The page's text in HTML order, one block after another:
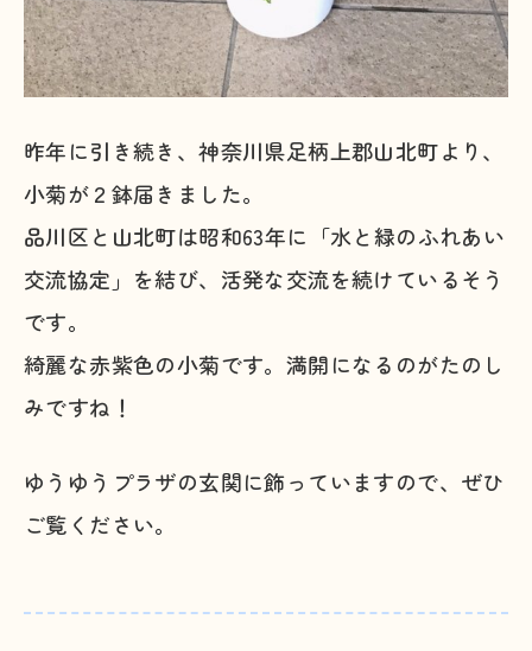
昨年に引き続き、神奈川県足柄上郡山北町より、
小菊が２鉢届きました。
品川区と山北町は昭和63年に「水と緑のふれあい
交流協定」を結び、活発な交流を続けているそう
です。
綺麗な赤紫色の小菊です。満開になるのがたのし
みですね！
ゆうゆうプラザの玄関に飾っていますので、ぜひ
ご覧ください。